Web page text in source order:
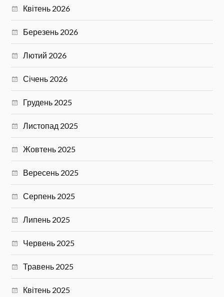
Квітень 2026
Березень 2026
Лютий 2026
Січень 2026
Грудень 2025
Листопад 2025
Жовтень 2025
Вересень 2025
Серпень 2025
Липень 2025
Червень 2025
Травень 2025
Квітень 2025